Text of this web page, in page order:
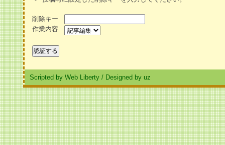
削除キー
作業内容
Scripted by Web Liberty / Designed by uz